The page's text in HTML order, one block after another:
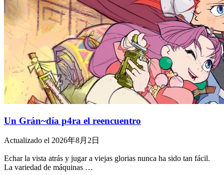
Un Grán~día p4ra el reencuentro
Actualizado el 2026年8月2日
Echar la vista atrás y jugar a viejas glorias nunca ha sido tan fácil.
La variedad de máquinas …